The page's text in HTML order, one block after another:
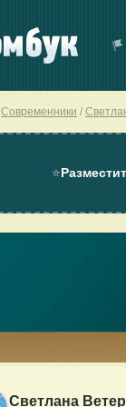
Современники
⭐
Светлана Ветер